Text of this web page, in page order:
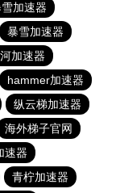
加速器
暴雪加速器
加速器
hammer加速器
纵云梯加速器
海外梯子官网
速器
青柠加速器